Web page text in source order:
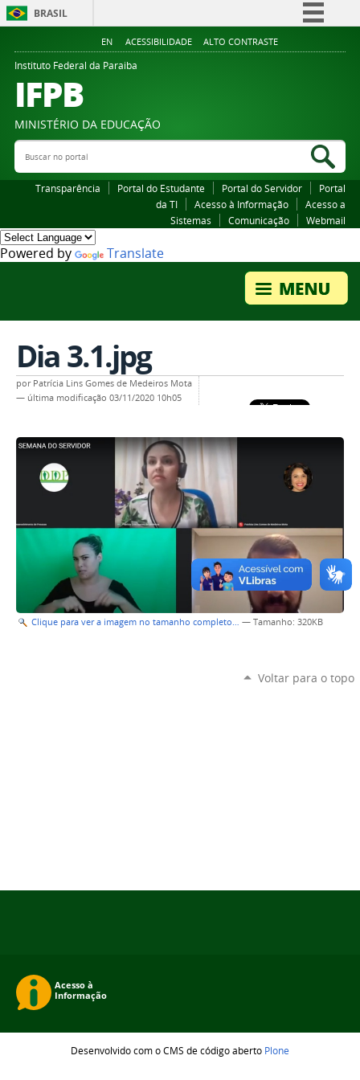
BRASIL
Simplifique!
Legislação
EN ACESSIBILIDADE ALTO CONTRASTE
Instituto Federal da Paraiba
IFPB
MINISTÉRIO DA EDUCAÇÃO
Buscar no portal
Transparência Portal do Estudante Portal do Servidor
Portal
da TI
Acesso à Informação
Acesso a
Sistemas
Comunicação Webmail
Powered by Translate
Dia 3.1.jpg
por Patrícia Lins Gomes de Medeiros Mota
— última modificação 03/11/2020 10h05
Clique para ver a imagem no tamanho completo… — Tamanho: 320KB
Voltar para o topo
Desenvolvido com o CMS de código aberto Plone